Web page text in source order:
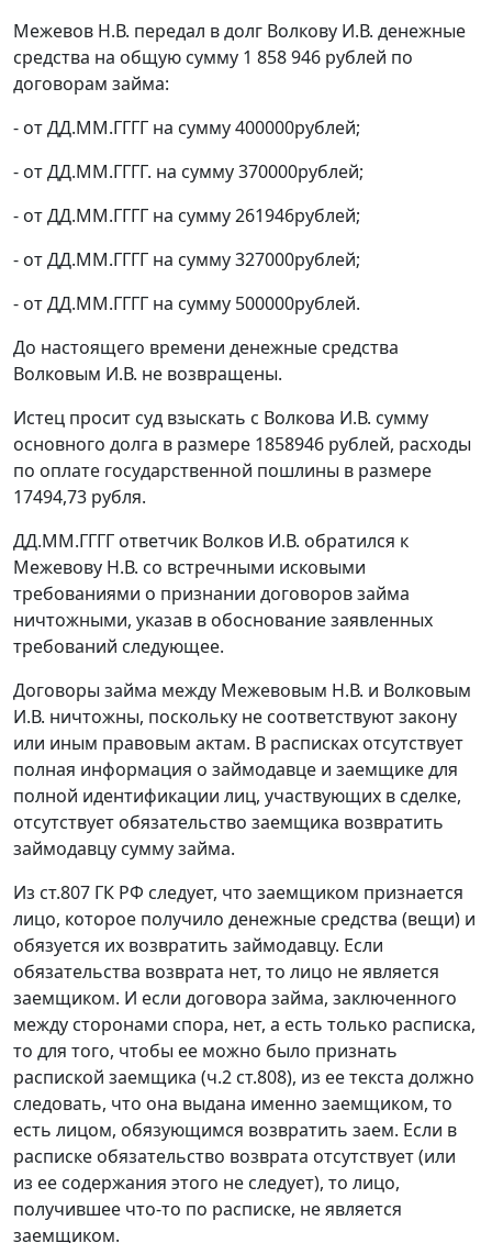
Межевов Н.В. передал в долг Волкову И.В. денежные
средства на общую сумму 1 858 946 рублей по
договорам займа:
- от ДД.ММ.ГГГГ на сумму 400000рублей;
- от ДД.ММ.ГГГГ. на сумму 370000рублей;
- от ДД.ММ.ГГГГ на сумму 261946рублей;
- от ДД.ММ.ГГГГ на сумму 327000рублей;
- от ДД.ММ.ГГГГ на сумму 500000рублей.
До настоящего времени денежные средства
Волковым И.В. не возвращены.
Истец просит суд взыскать с Волкова И.В. сумму
основного долга в размере 1858946 рублей, расходы
по оплате государственной пошлины в размере
17494,73 рубля.
ДД.ММ.ГГГГ ответчик Волков И.В. обратился к
Межевову Н.В. со встречными исковыми
требованиями о признании договоров займа
ничтожными, указав в обоснование заявленных
требований следующее.
Договоры займа между Межевовым Н.В. и Волковым
И.В. ничтожны, поскольку не соответствуют закону
или иным правовым актам. В расписках отсутствует
полная информация о займодавце и заемщике для
полной идентификации лиц, участвующих в сделке,
отсутствует обязательство заемщика возвратить
займодавцу сумму займа.
Из ст.807 ГК РФ следует, что заемщиком признается
лицо, которое получило денежные средства (вещи) и
обязуется их возвратить займодавцу. Если
обязательства возврата нет, то лицо не является
заемщиком. И если договора займа, заключенного
между сторонами спора, нет, а есть только расписка,
то для того, чтобы ее можно было признать
распиской заемщика (ч.2 ст.808), из ее текста должно
следовать, что она выдана именно заемщиком, то
есть лицом, обязующимся возвратить заем. Если в
расписке обязательство возврата отсутствует (или
из ее содержания этого не следует), то лицо,
получившее что-то по расписке, не является
заемщиком.